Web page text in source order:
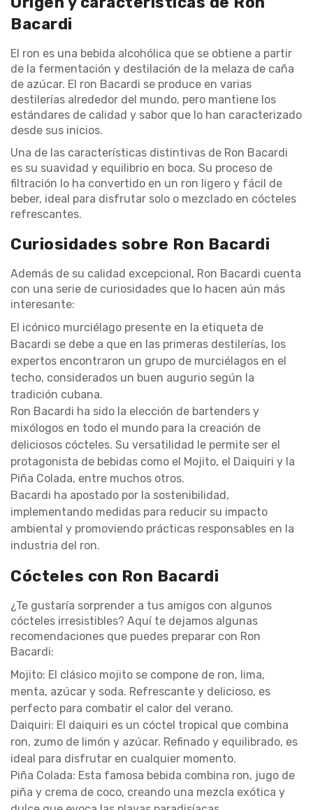
Bacardi
El ron es una bebida alcohólica que se obtiene a partir
de la fermentación y destilación de la melaza de caña
de azúcar. El ron Bacardi se produce en varias
destilerías alrededor del mundo, pero mantiene los
estándares de calidad y sabor que lo han caracterizado
desde sus inicios.
Una de las características distintivas de Ron Bacardi
es su suavidad y equilibrio en boca. Su proceso de
filtración lo ha convertido en un ron ligero y fácil de
beber, ideal para disfrutar solo o mezclado en cócteles
refrescantes.
Curiosidades sobre Ron Bacardi
Además de su calidad excepcional, Ron Bacardi cuenta
con una serie de curiosidades que lo hacen aún más
interesante:
El icónico murciélago presente en la etiqueta de
Bacardi se debe a que en las primeras destilerías, los
expertos encontraron un grupo de murciélagos en el
techo, considerados un buen augurio según la
tradición cubana.
Ron Bacardi ha sido la elección de bartenders y
mixólogos en todo el mundo para la creación de
deliciosos cócteles. Su versatilidad le permite ser el
protagonista de bebidas como el Mojito, el Daiquiri y la
Piña Colada, entre muchos otros.
Bacardi ha apostado por la sostenibilidad,
implementando medidas para reducir su impacto
ambiental y promoviendo prácticas responsables en la
industria del ron.
Cócteles con Ron Bacardi
¿Te gustaría sorprender a tus amigos con algunos
cócteles irresistibles? Aquí te dejamos algunas
recomendaciones que puedes preparar con Ron
Bacardi:
Mojito: El clásico mojito se compone de ron, lima,
menta, azúcar y soda. Refrescante y delicioso, es
perfecto para combatir el calor del verano.
Daiquiri: El daiquiri es un cóctel tropical que combina
ron, zumo de limón y azúcar. Refinado y equilibrado, es
ideal para disfrutar en cualquier momento.
Piña Colada: Esta famosa bebida combina ron, jugo de
piña y crema de coco, creando una mezcla exótica y